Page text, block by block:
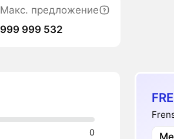
Макс. предложение
999 999 532
0